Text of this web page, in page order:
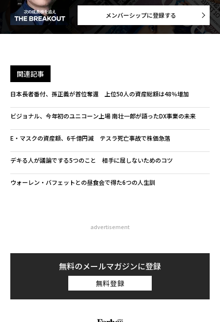
メンバーシップに登録する
関連記事
日本長者番付、孫正義が首位奪還 上位50人の資産総額は48％増加
ビジョナル、今年初のユニコーン上場 南壮一郎が語ったDX事業の未来
E・マスクの資産額、6千億円減 テスラ死亡事故で株価急落
デキる人が議論でする5つのこと 相手に屈しないためのコツ
ウォーレン・バフェットとの昼食会で得た6つの人生訓
advertisement
無料のメールマガジンに登録
無料登録